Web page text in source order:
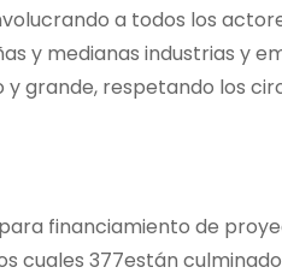
a todos los
y medianas industrias y
grande, respetando los
financiamiento de
cuales 377están